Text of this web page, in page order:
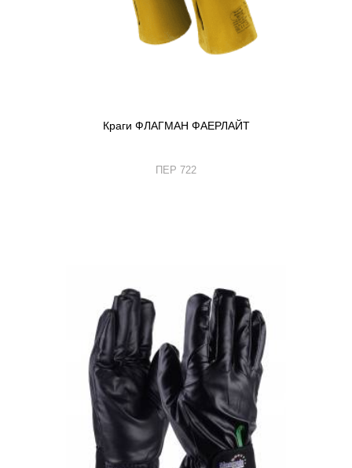
Краги ФЛАГМАН ФАЕРЛАЙТ
ПЕР 722